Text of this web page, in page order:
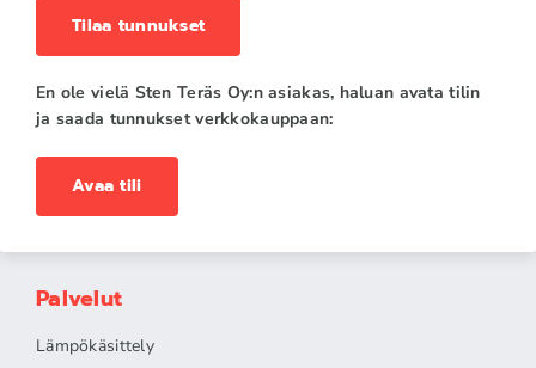
Tilaa tunnukset
En ole vielä Sten Teräs Oy:n asiakas, haluan avata tilin
ja saada tunnukset verkkokauppaan:
Avaa tili
Palvelut
Lämpökäsittely